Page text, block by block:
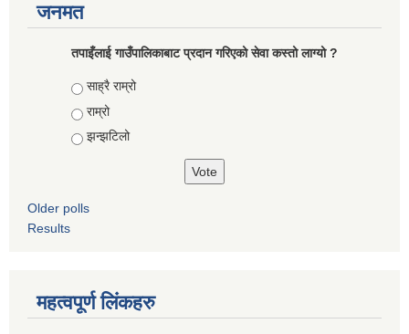
जनमत
तपाइँलाई गाउँपालिकाबाट प्रदान गरिएको सेवा कस्तो लाग्यो ?
Choices
साह्रै राम्रो
राम्रो
झन्झटिलो
Older polls
Results
महत्वपूर्ण लिंकहरु